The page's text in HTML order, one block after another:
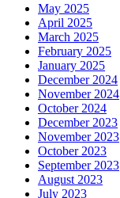
May 2025
April 2025
March 2025
February 2025
January 2025
December 2024
November 2024
October 2024
December 2023
November 2023
October 2023
September 2023
August 2023
July 2023